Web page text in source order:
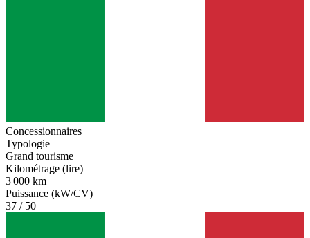
Concessionnaires
Typologie
Grand tourisme
Kilométrage (lire)
3 000 km
Puissance (kW/CV)
37 / 50